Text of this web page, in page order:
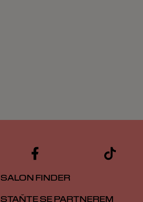
SALON FINDER
STAŇTE SE PARTNEREM